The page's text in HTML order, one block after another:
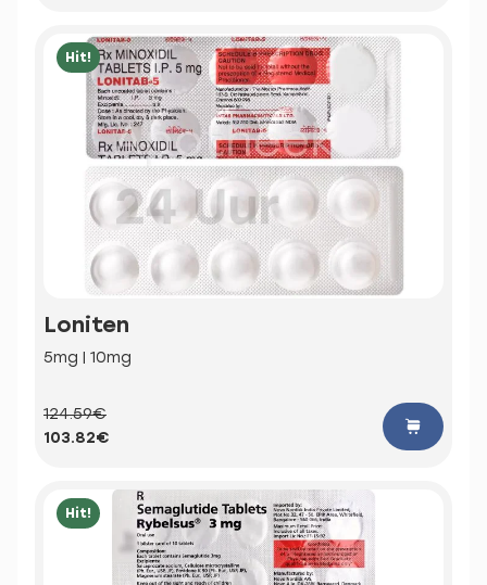
Hit!
Loniten
5mg | 10mg
124.59€
103.82€
Hit!